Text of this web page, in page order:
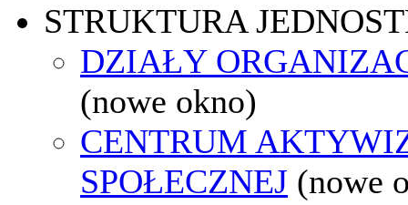
STRUKTURA
DZIAŁY
(nowe okno)
CENTRUM
SPOŁECZNEJ (nowe